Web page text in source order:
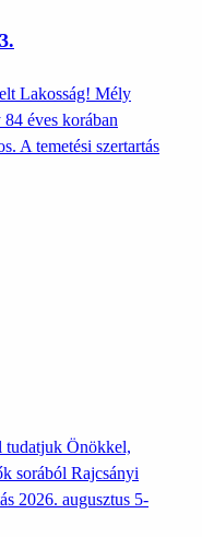
Lakosság! Mély
éves korában
A temetési szertartás
tudatjuk Önökkel,
sorából Rajcsányi
2026. augusztus 5-